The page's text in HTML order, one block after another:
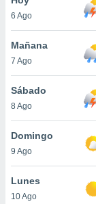
en
más
nuestra
de
6 Ago
Mañana
7 Ago
Sábado
8 Ago
Domingo
9 Ago
Lunes
10 Ago